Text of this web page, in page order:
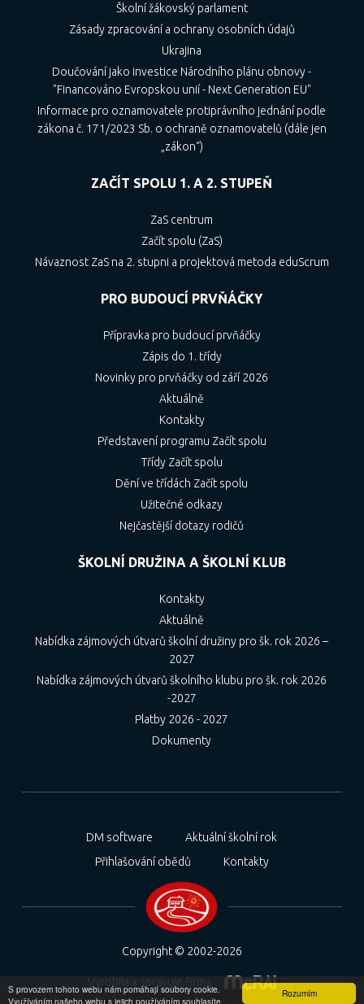
Rozumím
S provozem tohoto webu nám pomáhají soubory cookie.
Využíváním našeho webu s jejich používáním souhlasíte.
Školní žákovský parlament
Zásady zpracování a ochrany osobních údajů
Ukrajina
Doučování jako investice Národního plánu obnovy -
"Financováno Evropskou unií - Next Generation EU"
Informace pro oznamovatele protiprávního jednání podle
zákona č. 171/2023 Sb. o ochraně oznamovatelů (dále jen
„zákon“)
ZAČÍT SPOLU 1. A 2. STUPEŇ
ZaS centrum
Začít spolu (ZaS)
Návaznost ZaS na 2. stupni a projektová metoda eduScrum
PRO BUDOUCÍ PRVŇÁČKY
Přípravka pro budoucí prvňáčky
Zápis do 1. třídy
Novinky pro prvňáčky od září 2026
Aktuálně
Kontakty
Představení programu Začít spolu
Třídy Začít spolu
Dění ve třídách Začít spolu
Užitečné odkazy
Nejčastější dotazy rodičů
ŠKOLNÍ DRUŽINA A ŠKOLNÍ KLUB
Kontakty
Aktuálně
Nabídka zájmových útvarů školní družiny pro šk. rok 2026 –
2027
Nabídka zájmových útvarů školního klubu pro šk. rok 2026
-2027
Platby 2026 - 2027
Dokumenty
DM software
Aktuální školní rok
Přihlašování obědů
Kontakty
Copyright © 2002-2026
Vyrobila a spravuje firma